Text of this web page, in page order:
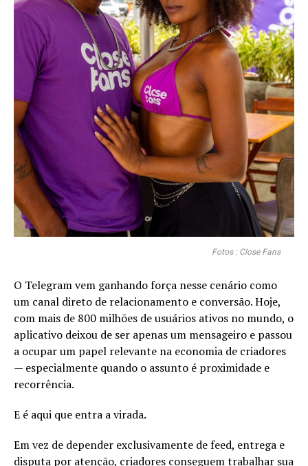
Fotos : Close Fans
O Telegram vem ganhando força nesse cenário como
um canal direto de relacionamento e conversão. Hoje,
com mais de 800 milhões de usuários ativos no mundo, o
aplicativo deixou de ser apenas um mensageiro e passou
a ocupar um papel relevante na economia de criadores
— especialmente quando o assunto é proximidade e
recorrência.
E é aqui que entra a virada.
Em vez de depender exclusivamente de feed, entrega e
disputa por atenção, criadores conseguem trabalhar sua